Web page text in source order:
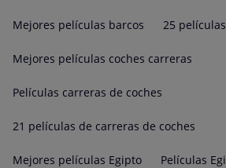
Mejores películas barcos 25
Mejores películas coches carreras
Películas carreras de coches
21 películas de carreras de coches
Mejores películas Egipto Películas